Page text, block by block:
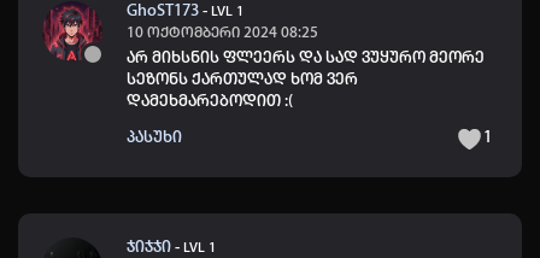
GhoST173 - LVL 1
10 ოქტომბერი 2024 08:25
არ მიხსნის ფლეერს და სად ვუყურო მეორე
სეზონს ქართულად ხომ ვერ
დამეხმარებოდით :(
პასუხი 1
ჯიჯჯი - LVL 1